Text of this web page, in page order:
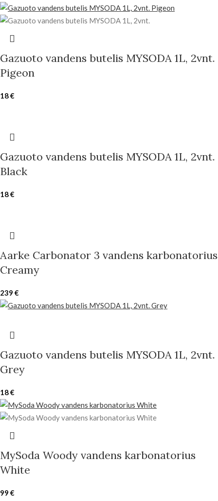
Gazuoto vandens butelis MYSODA 1L, 2vnt.
Pigeon
18€
Gazuoto vandens butelis MYSODA 1L, 2vnt.
Black
18€
Aarke Carbonator 3 vandens karbonatorius
Creamy
239 €
Gazuoto vandens butelis MYSODA 1L, 2vnt.
Grey
18€
MySoda Woody vandens karbonatorius
White
99 €